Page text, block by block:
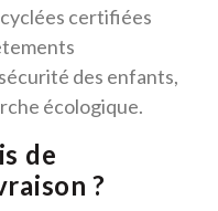
certifiées
des enfants,
écologique.
de
?